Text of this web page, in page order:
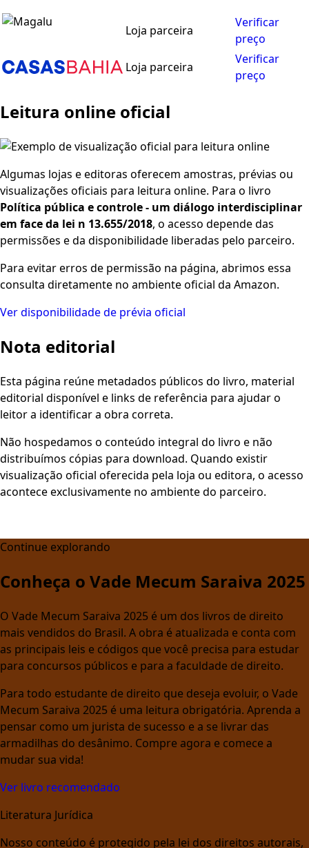
Loja parceira
Verificar
preço
Loja parceira
Verificar
preço
Leitura online oficial
Algumas lojas e editoras oferecem amostras, prévias ou
visualizações oficiais para leitura online. Para o livro
Política pública e controle - um diálogo interdisciplinar
em face da lei n 13.655/2018, o acesso depende das
permissões e da disponibilidade liberadas pelo parceiro.
Para evitar erros de permissão na página, abrimos essa
consulta diretamente no ambiente oficial da Amazon.
Ver disponibilidade de prévia oficial
Nota editorial
Esta página reúne metadados públicos do livro, material
editorial disponível e links de referência para ajudar o
leitor a identificar a obra correta.
Não hospedamos o conteúdo integral do livro e não
distribuímos cópias para download. Quando existir
visualização oficial oferecida pela loja ou editora, o acesso
acontece exclusivamente no ambiente do parceiro.
Continue explorando
Conheça o Vade Mecum Saraiva 2025
O Vade Mecum Saraiva 2025 é um dos livros de direito
mais vendidos do Brasil. A obra é atualizada e conta com
as principais leis e códigos que você precisa para estudar
para concursos públicos e para a faculdade de direito.
Para todo estudante de direito que deseja evoluir, o Vade
Mecum Saraiva 2025 é uma leitura obrigatória. Aprenda a
pensar como um jurista de sucesso e a se livrar das
armadilhas do desânimo. Compre agora e comece a
mudar sua vida!
Ver livro recomendado
Literatura Jurídica
Nosso conteúdo é protegido pela lei dos direitos autorais,